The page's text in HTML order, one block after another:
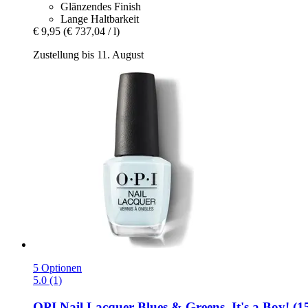
Glänzendes Finish
Lange Haltbarkeit
€ 9,95 (€ 737,04 / l)
Zustellung bis 11. August
5 Optionen
5.0 (1)